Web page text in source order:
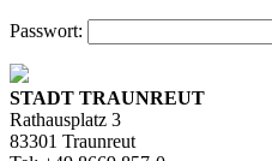
Passwort:
STADT TRAUNREUT
Rathausplatz 3
83301 Traunreut